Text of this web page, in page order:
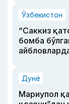
Ўзбекистон
“Саккиз
бомба
Дунё
Мариупол